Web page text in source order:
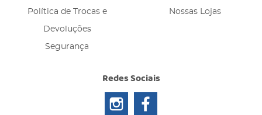
Política de Trocas e
Devoluções
Segurança
Nossas Lojas
Redes Sociais